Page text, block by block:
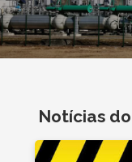
Notícias